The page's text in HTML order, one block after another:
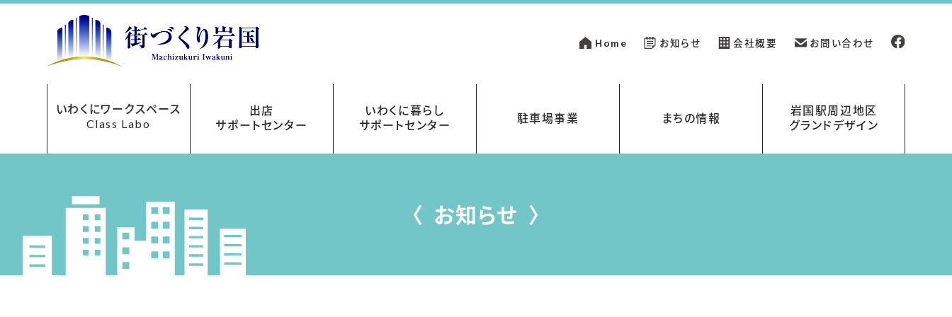
いわくにワークスペース
Class Labo
出店
サポートセンター
いわくに暮らし
サポートセンター
駐車場事業 まちの情報
岩国駅周辺地区
グランドデザイン
Home お知らせ 会社概要 お問い合わせ
お知らせ